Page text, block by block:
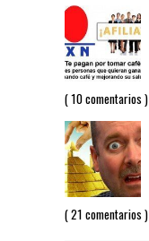
10 comentarios
21 comentarios